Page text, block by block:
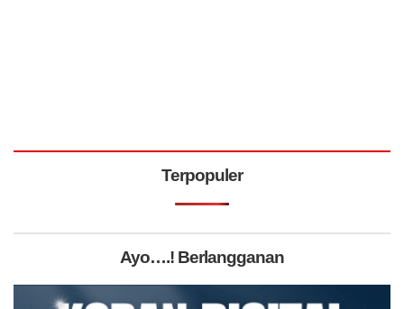
Terpopuler
Ayo….! Berlangganan